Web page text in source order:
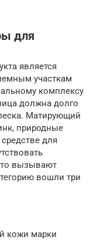
для
является
участкам
комплексу
должна долго
Матирующий
природные
для
вызывают
вошли три
кожи марки